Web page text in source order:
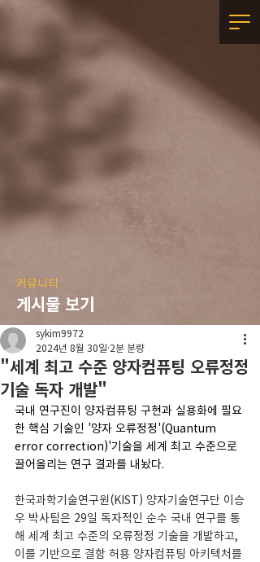
커뮤니티
게시물 보기
"세계 최고 수준 양자컴퓨팅 오류정정
기술 독자 개발"
sykim9972
2024년 8월 30일 2분 분량
국내 연구진이 양자컴퓨팅 구현과 실용화에 필요
한 핵심 기술인 '양자 오류정정'(Quantum
error correction)'기술을 세계 최고 수준으로
끌어올리는 연구 결과를 내놨다.
한국과학기술연구원(KIST) 양자기술연구단 이승
우 박사팀은 29일 독자적인 순수 국내 연구를 통
해 세계 최고 수준의 오류정정 기술을 개발하고,
이를 기반으로 결함 허용 양자컴퓨팅 아키텍처를